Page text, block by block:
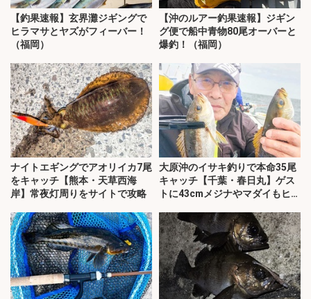
【釣果速報】玄界灘ジギングで
ヒラマサとヤズがフィーバー！
（福岡）
【沖のルアー釣果速報】ジギン
グ便で船中青物80尾オーバーと
爆釣！（福岡）
ナイトエギングでアオリイカ7尾
をキャッチ【熊本・天草西海
岸】常夜灯周りをサイトで攻略
大原沖のイサキ釣りで本命35尾
キャッチ【千葉・春日丸】ゲス
トに43cmメジナやマダイもヒッ